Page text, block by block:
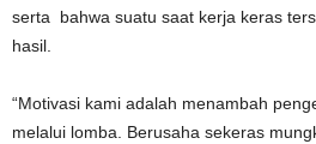
serta bahwa suatu saat kerja keras
hasil.
“Motivasi kami adalah menambah
melalui lomba. Berusaha sekeras